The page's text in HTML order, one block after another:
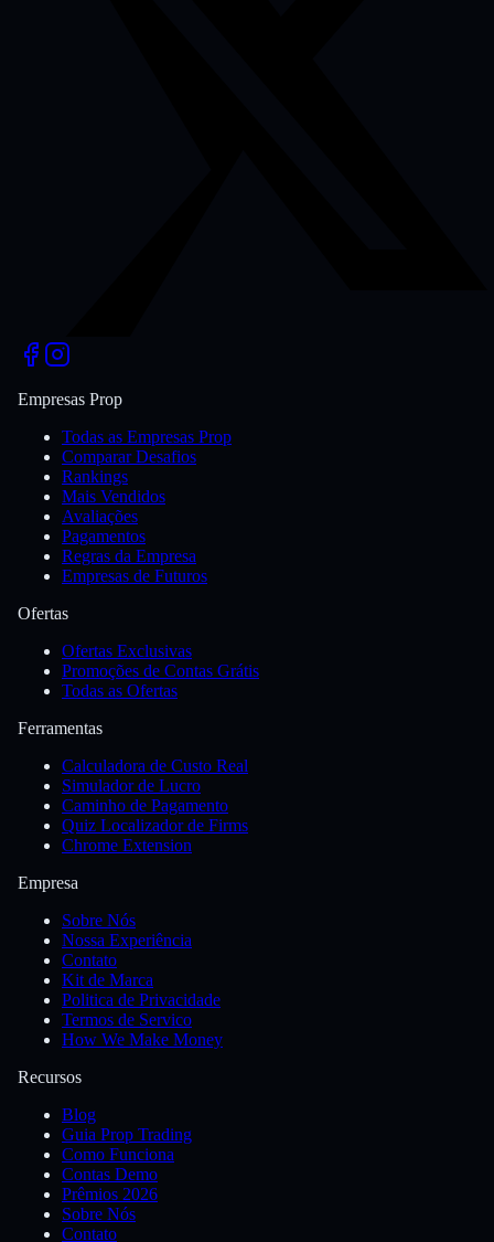
Empresas Prop
Todas as Empresas Prop
Comparar Desafios
Rankings
Mais Vendidos
Avaliações
Pagamentos
Regras da Empresa
Empresas de Futuros
Ofertas
Ofertas Exclusivas
Promoções de Contas Grátis
Todas as Ofertas
Ferramentas
Calculadora de Custo Real
Simulador de Lucro
Caminho de Pagamento
Quiz Localizador de Firms
Chrome Extension
Empresa
Sobre Nós
Nossa Experiência
Contato
Kit de Marca
Politica de Privacidade
Termos de Servico
How We Make Money
Recursos
Blog
Guia Prop Trading
Como Funciona
Contas Demo
Prêmios 2026
Sobre Nós
Contato